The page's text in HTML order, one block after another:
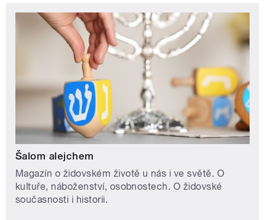
Šalom alejchem
Magazín o židovském životě u nás i ve světě. O
kultuře, náboženství, osobnostech. O židovské
současnosti i historii.